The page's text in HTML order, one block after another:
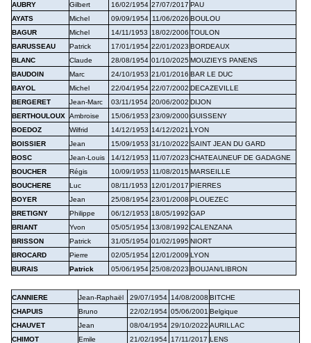
AUBRY
Gilbert 16/02/1954 27/07/2017 PAU
AYATS
Michel 09/09/1954 11/06/2026 BOULOU
BAGUR
Michel 14/11/1953 18/02/2006 TOULON
BARUSSEAU
Patrick 17/01/1954 22/01/2023 BORDEAUX
BLANC
Claude 28/08/1954 01/10/2025MOUZIEYS PANENS
BAUDOIN
Marc 24/10/1953 21/01/2016 BAR LE DUC
BAYOL
Michel 22/04/1954 22/07/2002 DECAZEVILLE
BERGERET
Jean-Marc 03/11/1954 20/06/2002 DIJON
BERTHOULOUX Ambroise 15/06/1953 23/09/2000GUISSENY
BOEDOZ
Wilfrid 14/12/1953 14/12/2021 LYON
BOISSIER
Jean 15/09/1953 31/10/2022 SAINT JEAN DU GARD
BOSC
Jean-Louis 14/12/1953 11/07/2023 CHATEAUNEUF DE GADAGNE
BOUCHER
Régis 10/09/1953 11/08/2015 MARSEILLE
BOUCHERE
Luc 08/11/1953 12/01/2017 PIERRES
BOYER
Jean 25/08/1954 23/01/2008 PLOUEZEC
BRETIGNY
Philippe 06/12/1953 18/05/1992 GAP
BRIANT
Yvon 05/05/1954 13/08/1992 CALENZANA
BRISSON
Patrick 31/05/1954 01/02/1995NIORT
BROCARD
Pierre 02/05/1954 12/01/2009 LYON
BURAIS
Patrick 05/06/1954 25/08/2023 BOUJAN/LIBRON
CANNIERE Jean-Raphaël 29/07/1954 14/08/2008 BITCHE
CHAPUIS
Bruno 22/02/1954 05/06/2001 Belgique
CHAUVET
Jean 08/04/1954 29/10/2022 AURILLAC
CHIMOT
Emile 21/02/1954 17/11/2017 LENS